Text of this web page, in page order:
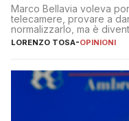
Marco Bellavia voleva
telecamere, provare a
normalizzarlo, ma è
copione
LORENZO TOSA-OPINIONI